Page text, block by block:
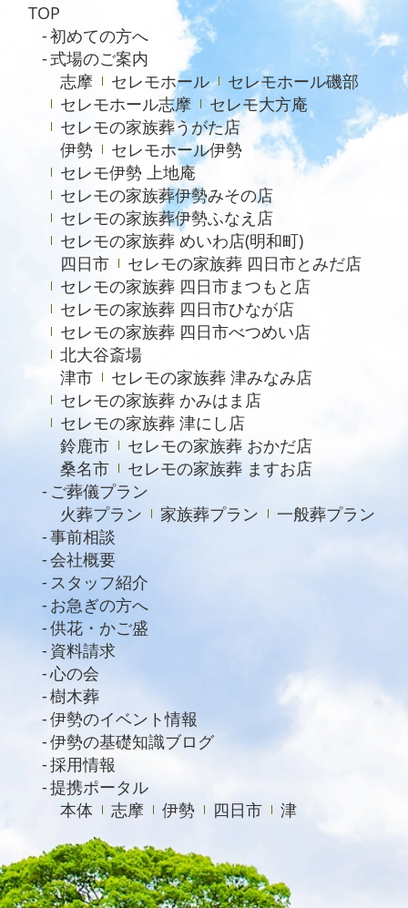
2023年10月
2023年9月
2023年8月
2023年6月
2023年5月
2023年4月
2023年3月
2023年2月
2022年12月
2022年9月
2022年8月
2022年4月
2022年2月
2021年11月
2021年6月
2021年4月
2021年2月
2021年1月
2020年12月
2020年11月
2020年10月
2020年9月
2020年8月
2020年7月
2020年6月
2020年4月
TOP
初めての方へ
式場のご案内
志摩
セレモホール
セレモホール磯部
セレモホール志摩
セレモ大方庵
セレモの家族葬うがた店
伊勢
セレモホール伊勢
セレモ伊勢 上地庵
セレモの家族葬伊勢みその店
セレモの家族葬伊勢ふなえ店
セレモの家族葬 めいわ店(明和町)
四日市
セレモの家族葬 四日市とみだ店
セレモの家族葬 四日市まつもと店
セレモの家族葬 四日市ひなが店
セレモの家族葬 四日市べつめい店
北大谷斎場
津市
セレモの家族葬 津みなみ店
セレモの家族葬 かみはま店
セレモの家族葬 津にし店
鈴鹿市
セレモの家族葬 おかだ店
桑名市
セレモの家族葬 ますお店
ご葬儀プラン
火葬プラン
家族葬プラン
一般葬プラン
事前相談
会社概要
スタッフ紹介
お急ぎの方へ
供花・かご盛
資料請求
心の会
樹木葬
伊勢のイベント情報
伊勢の基礎知識ブログ
採用情報
提携ポータル
本体
志摩 伊勢 四日市 津